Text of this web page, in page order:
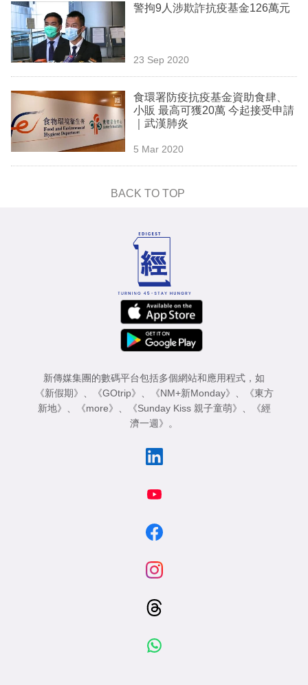
警拘9人涉欺詐抗疫基金126萬元
23 Sep 2020
食環署防疫抗疫基金資助食肆、
小販 最高可獲20萬 今起接受申請
｜武漢肺炎
5 Mar 2020
BACK TO TOP
新傳媒集團的數碼平台包括多個網站和應用程式，如
《新假期》
《GOtrip》 《NM+新Monday》
《東方
新地》
《more》 《Sunday Kiss 親子童萌》
《經
濟一週》
。